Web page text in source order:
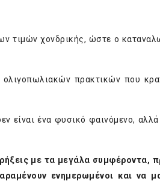
τιμών χονδρικής, ώστε ο
πρακτικών που
είναι ένα φυσικό φαινόμενο,
με τα μεγάλα συμφέροντα,
ενημερωμένοι και να